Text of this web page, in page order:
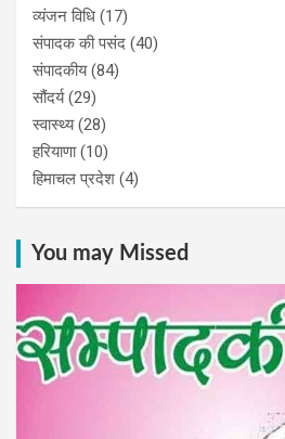
व्यंजन विधि (17)
संपादक की पसंद (40)
संपादकीय(84)
सौंदर्य(29)
स्वास्थ्य(28)
हरियाणा(10)
हिमाचल प्रदेश (4)
You may Missed